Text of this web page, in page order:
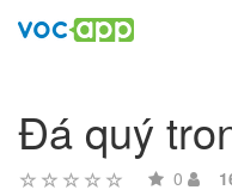
Đá quý
0